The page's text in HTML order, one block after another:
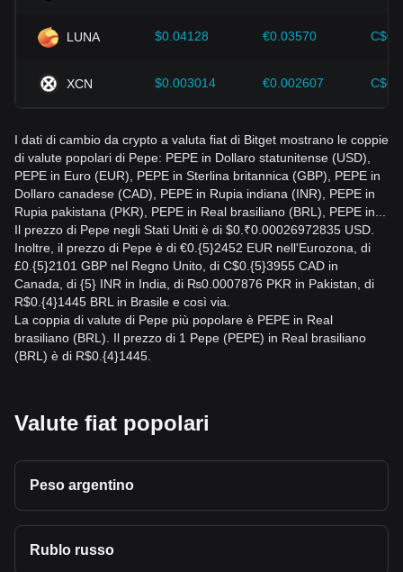
LUNA $0.04128 €0.03570
XCN $0.003014 €0.002607
I dati di cambio da crypto a valuta fiat di Bitget mostrano le coppie
di valute popolari di Pepe: PEPE in Dollaro statunitense (USD),
PEPE in Euro (EUR), PEPE in Sterlina britannica (GBP), PEPE in
Dollaro canadese (CAD), PEPE in Rupia indiana (INR), PEPE in
Rupia pakistana (PKR), PEPE in Real brasiliano (BRL), PEPE in...
Il prezzo di Pepe negli Stati Uniti è di $0.₹0.00026972835 USD.
Inoltre, il prezzo di Pepe è di €0.{5}2452 EUR nell'Eurozona, di
£0.{5}2101 GBP nel Regno Unito, di C$0.{5}3955 CAD in
Canada, di {5} INR in India, di ₨0.0007876 PKR in Pakistan, di
R$0.{4}1445 BRL in Brasile e così via.
La coppia di valute di Pepe più popolare è PEPE in Real
brasiliano (BRL). Il prezzo di 1 Pepe (PEPE) in Real brasiliano
(BRL) è di R$0.{4}1445.
Valute fiat popolari
Peso argentino
Rublo russo